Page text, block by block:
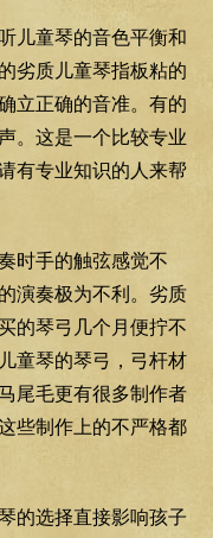
儿童琴的音色平衡和
劣质儿童琴指板粘的
立正确的音准。有的
。这是一个比较专业
有专业知识的人来帮
时手的触弦感觉不
演奏极为不利。劣质
的琴弓几个月便拧不
童琴的琴弓，弓杆材
尾毛更有很多制作者
些制作上的不严格都
的选择直接影响孩子